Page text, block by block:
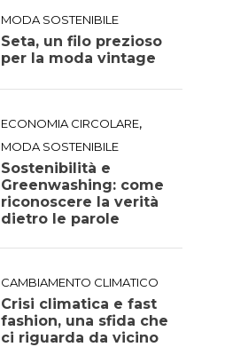
MODA SOSTENIBILE
Seta, un filo prezioso
per la moda vintage
ECONOMIA CIRCOLARE,
MODA SOSTENIBILE
Sostenibilità e
Greenwashing: come
riconoscere la verità
dietro le parole
CAMBIAMENTO CLIMATICO
Crisi climatica e fast
fashion, una sfida che
ci riguarda da vicino